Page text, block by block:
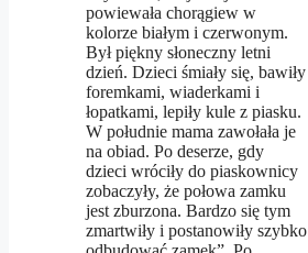
powiewała chorągiew w
kolorze białym i czerwonym.
Był piękny słoneczny letni
dzień. Dzieci śmiały się, bawiły
foremkami, wiaderkami i
łopatkami, lepiły kule z piasku.
W południe mama zawołała je
na obiad. Po deserze, gdy
dzieci wróciły do piaskownicy
zobaczyły, że połowa zamku
jest zburzona. Bardzo się tym
zmartwiły i postanowiły szybko